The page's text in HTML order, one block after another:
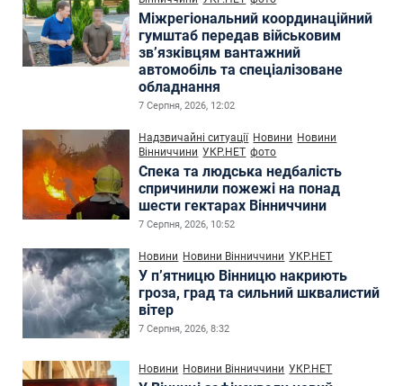
Міжрегіональний координаційний
гумштаб передав військовим
зв’язківцям вантажний
автомобіль та спеціалізоване
обладнання
7 Серпня, 2026, 12:02
Надзвичайні ситуації Новини Новини
Вінниччини УКР.НЕТ фото
Спека та людська недбалість
спричинили пожежі на понад
шести гектарах Вінниччини
7 Серпня, 2026, 10:52
Новини Новини Вінниччини УКР.НЕТ
У п’ятницю Вінницю накриють
гроза, град та сильний шквалистий
вітер
7 Серпня, 2026, 8:32
Новини Новини Вінниччини УКР.НЕТ